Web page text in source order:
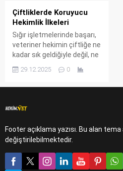
Çiftliklerde Koruyucu
Hekimlik İlkeleri
Sığır işletmelerinde başarı,
veteriner hekimin çiftliğe ne
kadar sık geldiğiyle değil, ne
çağrıldığıyla ölçülür. Bir ineği
zamanda dökülen süt,
Çiftliklerde koruyucu
hekimlik uygulamalarından
kısacası bahsedecek
olursam korumak ucuz ve...
29.12.2025 0
Footer açıklama yazısı. Bu alan tema
değiştirilebilmektedir.